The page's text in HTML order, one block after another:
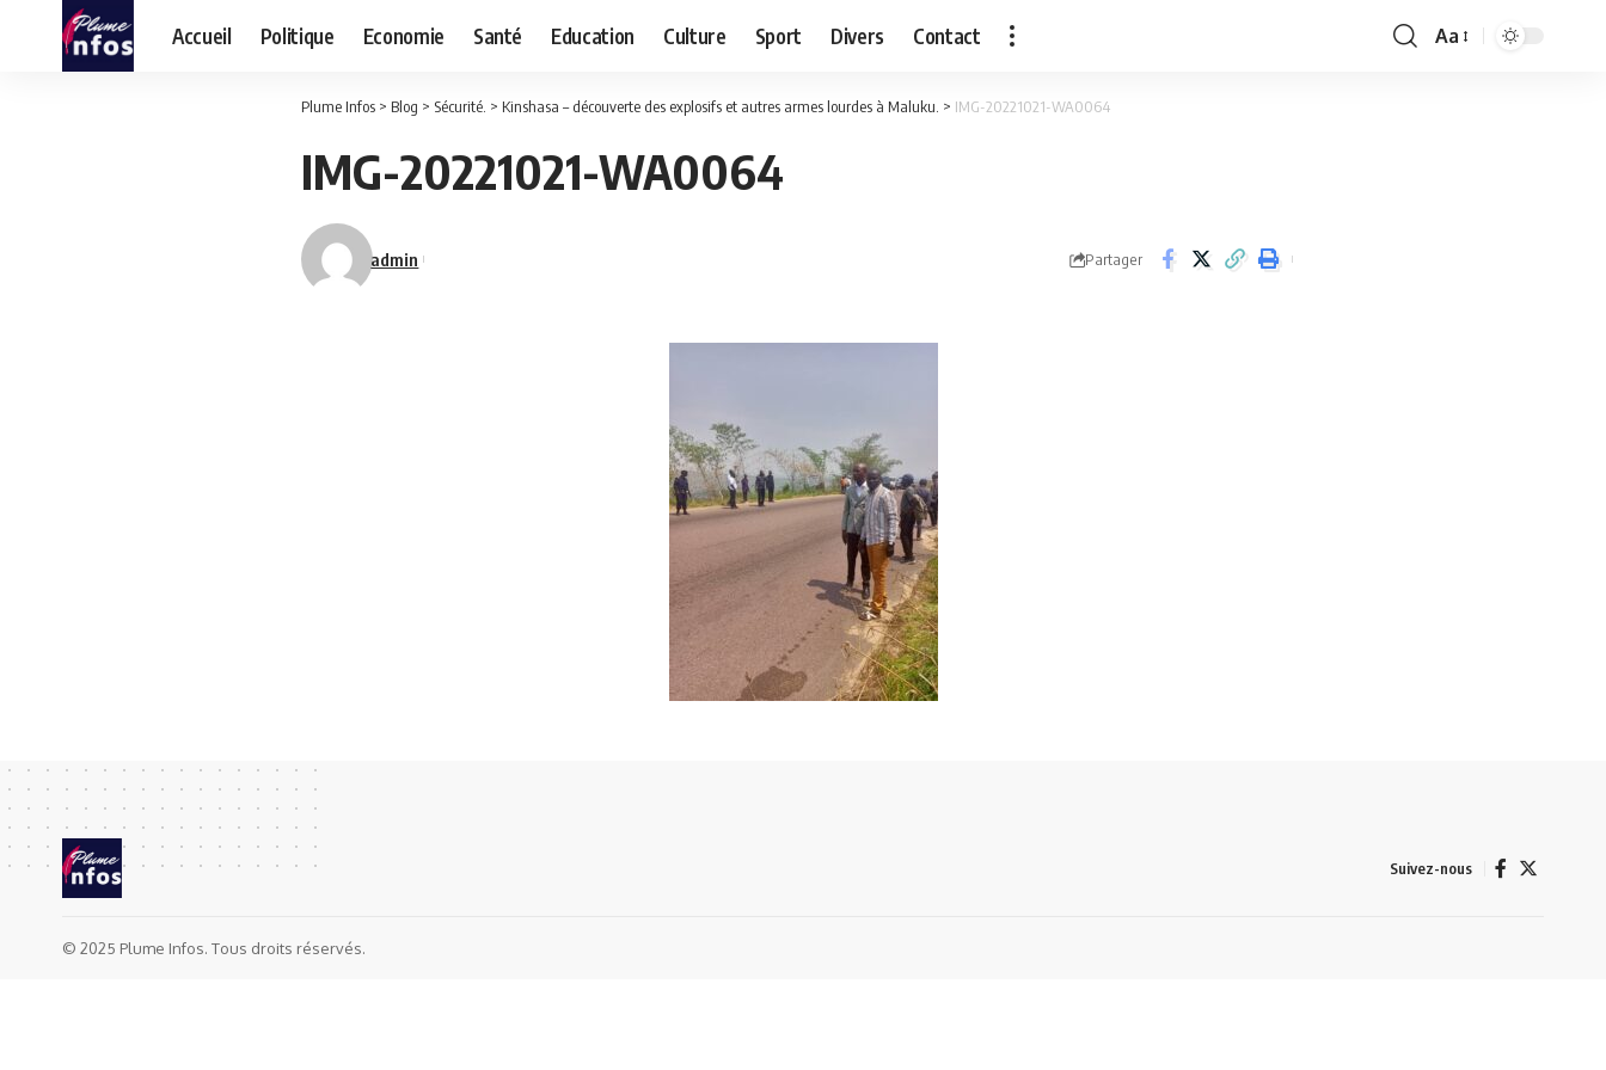
Accueil Politique Economie Santé Education Culture Sport Divers Contact
Font
Aa
Plume Infos > Blog > Sécurité. > Kinshasa – découverte des explosifs et autres armes lourdes à Maluku. > IMG-20221021-WA0064
IMG-20221021-WA0064
admin Partager
Suivez-nous
© 2025 Plume Infos. Tous droits réservés.